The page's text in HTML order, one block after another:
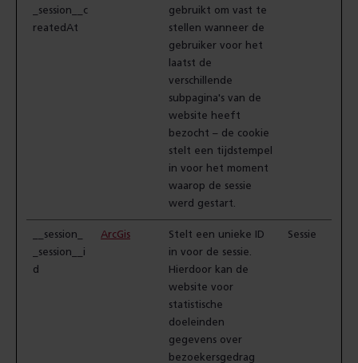
_session__c
reatedAt
gebruikt om vast te
stellen wanneer de
gebruiker voor het
laatst de
verschillende
subpagina's van de
website heeft
bezocht – de cookie
stelt een tijdstempel
in voor het moment
waarop de sessie
werd gestart.
__session_
_session__i
d
ArcGis
Stelt een unieke ID
in voor de sessie.
Hierdoor kan de
website voor
statistische
doeleinden
gegevens over
bezoekersgedrag
Sessie